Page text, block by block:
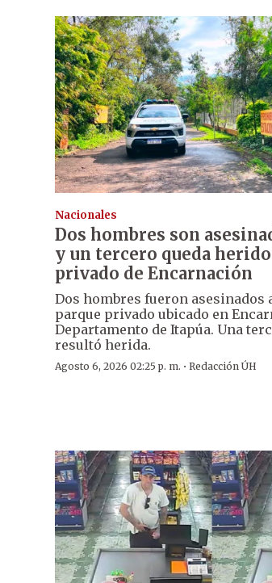
Nacionales
Dos hombres son
y un tercero queda
privado de Encarnación
Dos hombres fueron asesinados
parque privado ubicado en
Departamento de Itapúa. Una
resultó herida.
Agosto 6, 2026 02:25 p. m. · Redacción ÚH